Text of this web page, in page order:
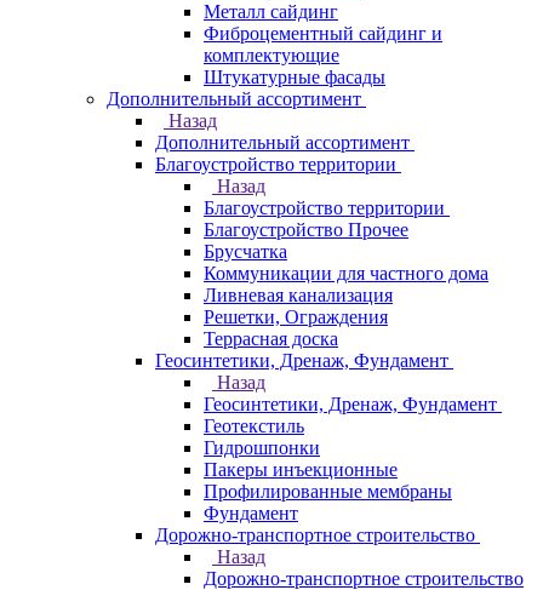
Металл сайдинг
Фиброцементный сайдинг и
комплектующие
Штукатурные фасады
Дополнительный ассортимент
Назад
Дополнительный ассортимент
Благоустройство территории
Назад
Благоустройство территории
Благоустройство Прочее
Брусчатка
Коммуникации для частного дома
Ливневая канализация
Решетки, Ограждения
Террасная доска
Геосинтетики, Дренаж, Фундамент
Назад
Геосинтетики, Дренаж, Фундамент
Геотекстиль
Гидрошпонки
Пакеры инъекционные
Профилированные мембраны
Фундамент
Дорожно-транспортное строительство
Назад
Дорожно-транспортное строительство